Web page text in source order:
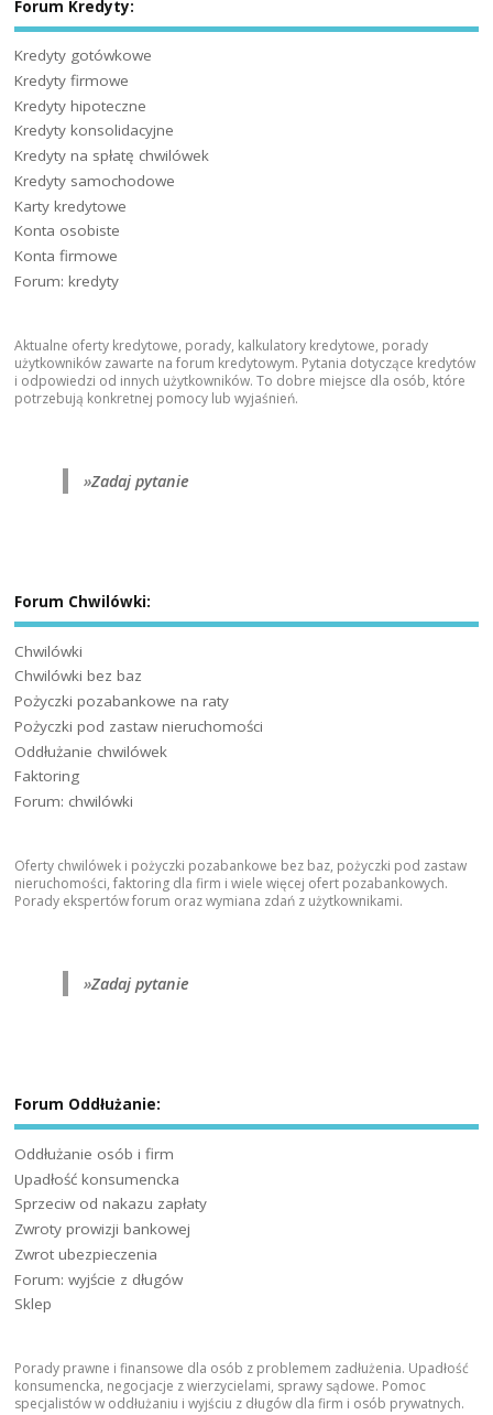
Forum Kredyty:
Kredyty gotówkowe
Kredyty firmowe
Kredyty hipoteczne
Kredyty konsolidacyjne
Kredyty na spłatę chwilówek
Kredyty samochodowe
Karty kredytowe
Konta osobiste
Konta firmowe
Forum: kredyty
Aktualne oferty kredytowe, porady, kalkulatory kredytowe, porady
użytkowników zawarte na forum kredytowym. Pytania dotyczące kredytów
i odpowiedzi od innych użytkowników. To dobre miejsce dla osób, które
potrzebują konkretnej pomocy lub wyjaśnień.
»Zadaj pytanie
Forum Chwilówki:
Chwilówki
Chwilówki bez baz
Pożyczki pozabankowe na raty
Pożyczki pod zastaw nieruchomości
Oddłużanie chwilówek
Faktoring
Forum: chwilówki
Oferty chwilówek i pożyczki pozabankowe bez baz, pożyczki pod zastaw
nieruchomości, faktoring dla firm i wiele więcej ofert pozabankowych.
Porady ekspertów forum oraz wymiana zdań z użytkownikami.
»Zadaj pytanie
Forum Oddłużanie:
Oddłużanie osób i firm
Upadłość konsumencka
Sprzeciw od nakazu zapłaty
Zwroty prowizji bankowej
Zwrot ubezpieczenia
Forum: wyjście z długów
Sklep
Porady prawne i finansowe dla osób z problemem zadłużenia. Upadłość
konsumencka, negocjacje z wierzycielami, sprawy sądowe. Pomoc
specjalistów w oddłużaniu i wyjściu z długów dla firm i osób prywatnych.